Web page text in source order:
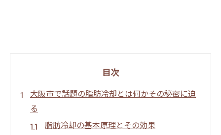
目次
大阪市で話題の脂肪冷却とは何かその秘密に迫
る
脂肪冷却の基本原理とその効果